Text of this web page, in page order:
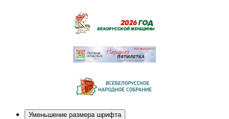
Уменьшение размера шрифта